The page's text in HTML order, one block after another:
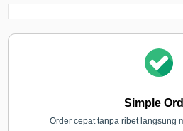
Simple
Order cepat tanpa ribet langsung